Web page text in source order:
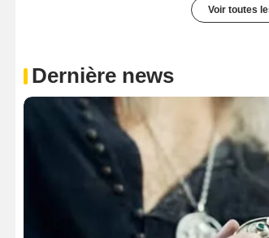
Voir toutes
Dernière news